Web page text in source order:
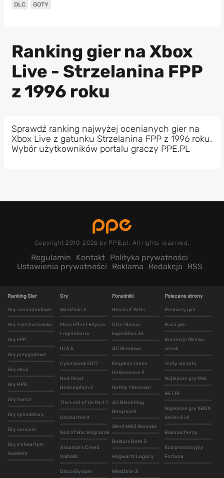
DLC GOTY
Ranking gier na Xbox
Live - Strzelanina FPP
z 1996 roku
Sprawdź ranking najwyżej ocenianych gier na
Xbox Live z gatunku Strzelanina FPP z 1996 roku.
Wybór użytkowników portalu graczy PPE.PL
Copyright 2010-2026 by PPE.pl. All rights reserved.
Regulamin Kontakt Polityka prywatności
Ustawienia prywatności
Reklama Redakcja RSS
Ranking Gier
Gry samochodowe
Gry zręcznościowe
Gry FPP
Gry przygodowe
Gry akcji
Gry RPG
Gry horror
Gry symulatory
Gry survival
Gry z otwartym
światem
Gry
Wiedźmin 3
Mass Effect Edycja
Legendarna
GTA 5
Cyberpunk 2077
Red Dead
Redemption 2
The Last of Us Part 1
Uncharted 4
God of War Ragnarok
Assassin's Creed
Valhalla
Disco Elysium
Poradniki
Ghost of Yotei
Clair Obscur
Expedition 33
AC Shadows
Kingdom Come
Deliverance 2
Gothic 1 Remake
AC Black Flag
Resynced
Silent Hill 2 Remake
Baldurs Gate 3
Hogwarts Legacy
Wiedźmin 3
Polecane strony
Premiery gier
Baza gier
Recenzje filmów i
seriali
Testy sprzętu
Najlepsze gry PS5
BET.PL
Najlepsze gry XBOX
Series S i X
Bukmacherzy
Kod promocyjny
Fortuna